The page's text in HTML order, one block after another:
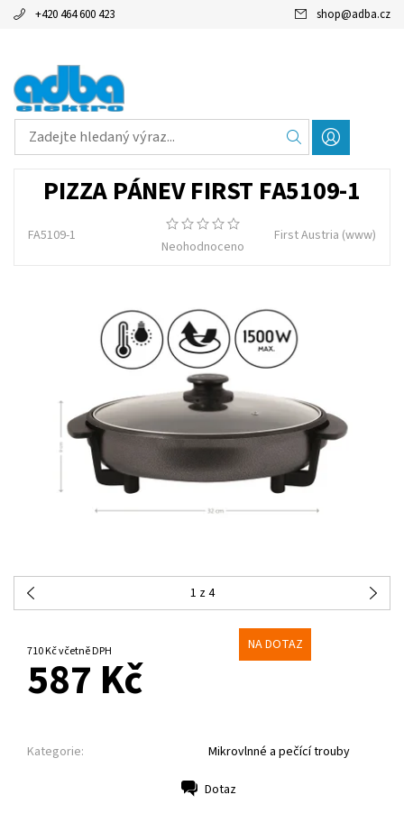
+420 464 600 423 shop@adba.cz
PIZZA PÁNEV FIRST FA5109-1
FA5109-1
Neohodnoceno
First Austria (www)
1 z 4
710 Kč včetně DPH NA DOTAZ
587 Kč
Kategorie: Mikrovlnné a pečící trouby
Dotaz